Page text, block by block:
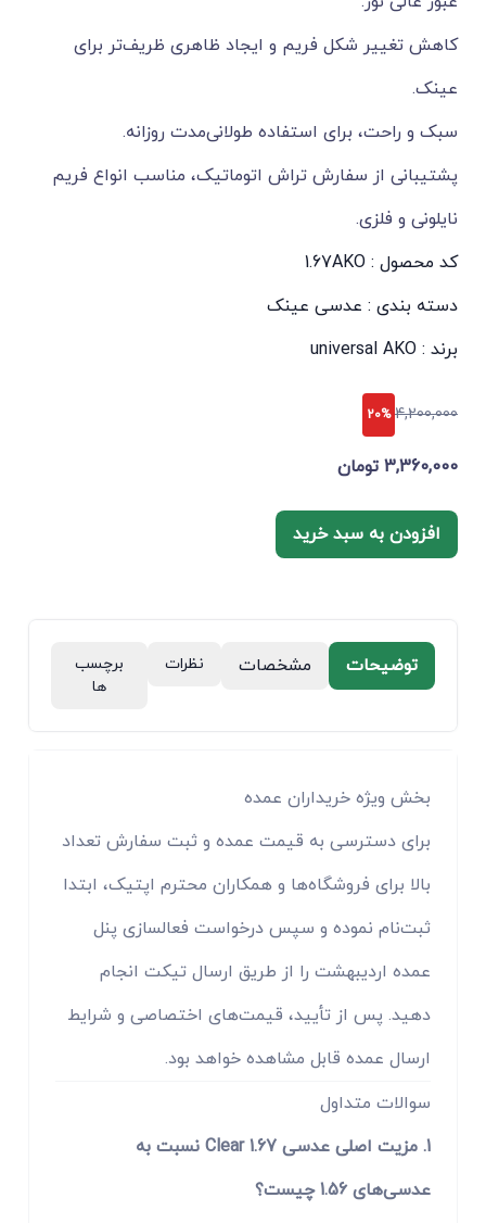
کاهش تغییر شکل فریم و ایجاد ظاهری ظریف‌تر برای
عینک.
سبک و راحت، برای استفاده طولانی‌مدت روزانه.
پشتیبانی از سفارش تراش اتوماتیک، مناسب انواع فریم
نایلونی و فلزی.
کد محصول : 1.67AKO
دسته بندی : عدسی عینک
برند : universal AKO
4,200,000
20%
3,360,000 تومان
افزودن به سبد خرید
توضیحات مشخصات نظرات
برچسب
ها
بخش ویژه خریداران عمده
برای دسترسی به قیمت عمده و ثبت سفارش تعداد
بالا برای فروشگاه‌ها و همکاران محترم اپتیک، ابتدا
ثبت‌نام نموده و سپس درخواست فعالسازی پنل
عمده اردیبهشت را از طریق ارسال تیکت انجام
دهید. پس از تأیید، قیمت‌های اختصاصی و شرایط
ارسال عمده قابل مشاهده خواهد بود.
سوالات متداول
1. مزیت اصلی عدسی 1.67 Clear نسبت به
عدسی‌های 1.56 چیست؟